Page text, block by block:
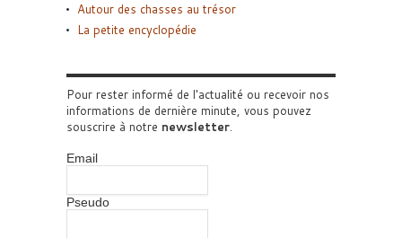
Autour des chasses au trésor
La petite encyclopédie
Pour rester informé de l'actualité ou recevoir nos
informations de dernière minute, vous pouvez
souscrire à notre newsletter.
Email
Pseudo